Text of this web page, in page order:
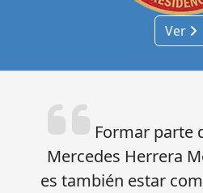
Ver
Formar parte
Mercedes Herrera
es también estar